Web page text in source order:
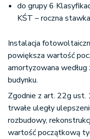
do grupy 6
KŚT – roczna
Instalacja
powiększa wartość
amortyzowana
budynku.
Zgodnie z art. 22g ust.
trwałe uległy
rozbudowy,
wartość początkową